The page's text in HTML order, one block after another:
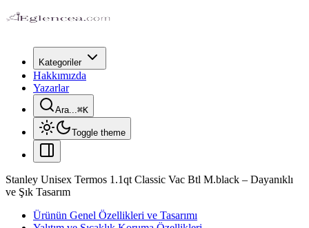
Kategoriler
Hakkımızda
Yazarlar
Ara...⌘K
Toggle theme
Stanley Unisex Termos 1.1qt Classic Vac Btl M.black – Dayanıklı
ve Şık Tasarım
Ürünün Genel Özellikleri ve Tasarımı